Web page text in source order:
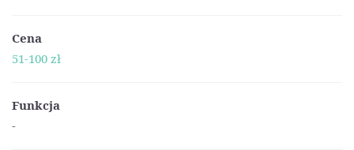
Cena
51-100 zł
Funkcja
-